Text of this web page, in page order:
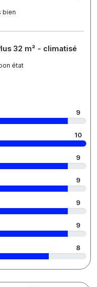
bien
32 m² - climatisé
état
9
10
9
9
9
9
8